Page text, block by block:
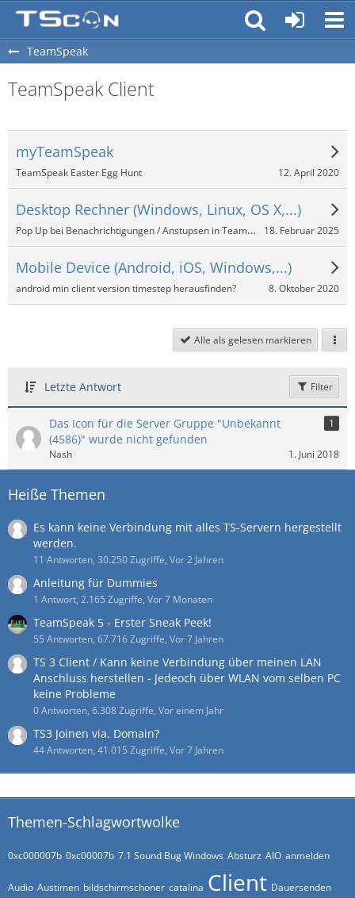
TeamSpeak
TeamSpeak Client
myTeamSpeak
TeamSpeak Easter Egg Hunt 12. April 2020
Desktop Rechner (Windows, Linux, OS X,...)
Pop Up bei Benachrichtigungen / Anstupsen in TeamSpeak 3? 18. Februar 2025
Mobile Device (Android, iOS, Windows,...)
android min client version timestep herausfinden? 8. Oktober 2020
Alle als gelesen markieren
Letzte Antwort Filter
Das Icon für die Server Gruppe "Unbekannt
(4586)" wurde nicht gefunden
1
Nash 1. Juni 2018
Heiße Themen
Es kann keine Verbindung mit alles TS-Servern hergestellt
werden.
11 Antworten, 30.250 Zugriffe, Vor 2 Jahren
Anleitung für Dummies
1 Antwort, 2.165 Zugriffe, Vor 7 Monaten
TeamSpeak 5 - Erster Sneak Peek!
55 Antworten, 67.716 Zugriffe, Vor 7 Jahren
TS 3 Client / Kann keine Verbindung über meinen LAN
Anschluss herstellen - Jedeoch über WLAN vom selben PC
keine Probleme
0 Antworten, 6.308 Zugriffe, Vor einem Jahr
TS3 Joinen via. Domain?
44 Antworten, 41.015 Zugriffe, Vor 7 Jahren
Themen-Schlagwortwolke
0xc000007b 0xc00007b 7.1 Sound Bug Windows Absturz AIO anmelden
Audio Austimen bildschirmschoner catalina Client Dauersenden